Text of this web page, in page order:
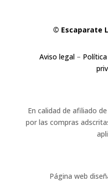
© Escaparate
Aviso legal–
En calidad de afiliado
por las compras
Página web